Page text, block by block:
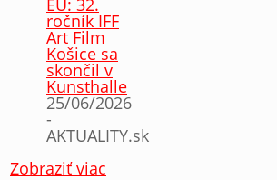
ročník IFF
Art Film
Košice sa
skončil v
Kunsthalle
25/06/2026
-
AKTUALITY.sk
Zobraziť viac